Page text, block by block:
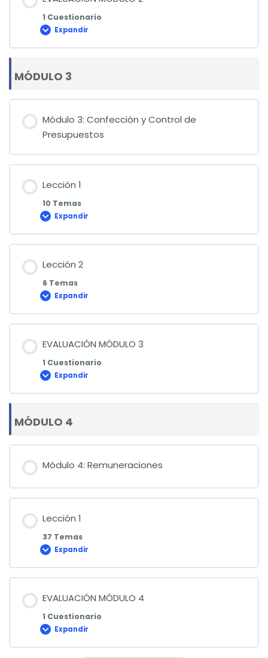
1 Cuestionario
Expandir
EVALUACIÓN
2
MÓDULO 3
Módulo 3: Confección y Control de
Presupuestos
Lección 1
10 Temas
Expandir
Lección
Lección 2
6 Temas
Expandir
Lección
EVALUACIÓN MÓDULO 3
1 Cuestionario
Expandir
EVALUACIÓN
3
MÓDULO 4
Módulo 4: Remuneraciones
Lección 1
37 Temas
Expandir
Lección
EVALUACIÓN MÓDULO 4
1 Cuestionario
Expandir
EVALUACIÓN
4